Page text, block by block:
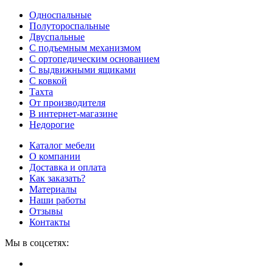
Односпальные
Полутороспальные
Двуспальные
С подъемным механизмом
С ортопедическим основанием
С выдвижными ящиками
С ковкой
Тахта
От производителя
В интернет-магазине
Недорогие
Каталог мебели
О компании
Доставка и оплата
Как заказать?
Материалы
Наши работы
Отзывы
Контакты
Мы в соцсетях: